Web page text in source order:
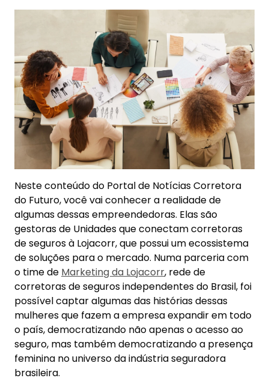
Neste conteúdo do Portal de Notícias Corretora
do Futuro, você vai conhecer a realidade de
algumas dessas empreendedoras. Elas são
gestoras de Unidades que conectam corretoras
de seguros à Lojacorr, que possui um ecossistema
de soluções para o mercado. Numa parceria com
o time de Marketing da Lojacorr, rede de
corretoras de seguros independentes do Brasil, foi
possível captar algumas das histórias dessas
mulheres que fazem a empresa expandir em todo
o país, democratizando não apenas o acesso ao
seguro, mas também democratizando a presença
feminina no universo da indústria seguradora
brasileira.